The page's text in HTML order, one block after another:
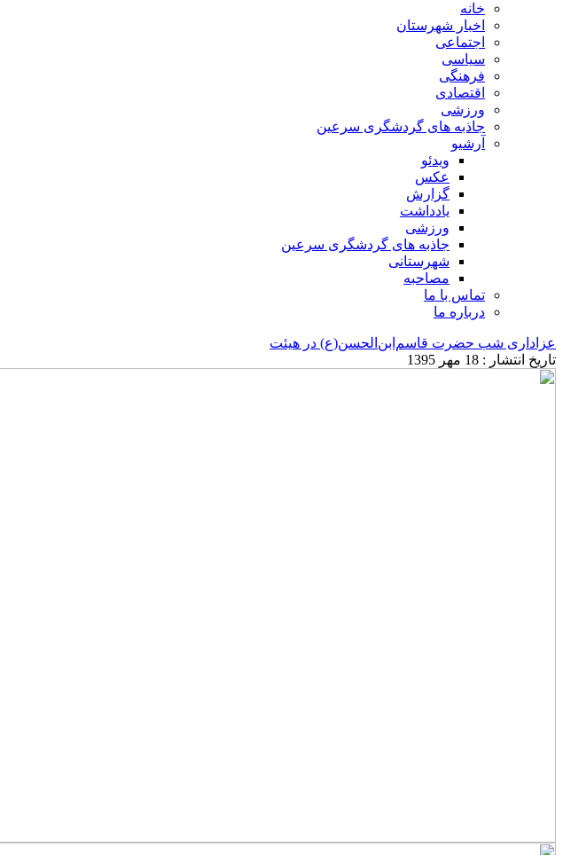
خانه
اخبار شهرستان
اجتماعی
سیاسی
فرهنگی
اقتصادی
ورزشی
جاذبه های گردشگری سرعین
آرشیو
ویدئو
عکس
گزارش
یادداشت
ورزشی
جاذبه های گردشگری سرعین
شهرستانی
مصاحبه
تماس با ما
درباره ما
عزاداری شب حضرت قاسم‌ابن‌الحسن(ع) در هیئت
تاریخ انتشار : 18 مهر 1395